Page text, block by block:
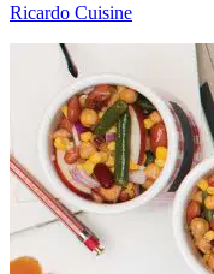
Ricardo Cuisine